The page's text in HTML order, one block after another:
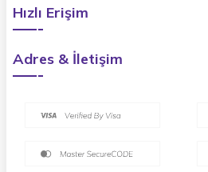
Hızlı Erişim
Adres & İletişim